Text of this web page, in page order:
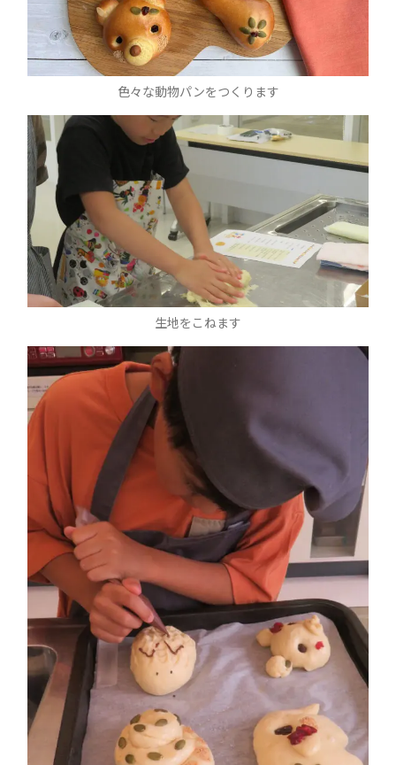
色々な動物パンをつくります
生地をこねます